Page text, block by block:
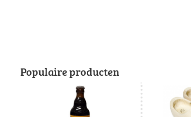
Populaire producten